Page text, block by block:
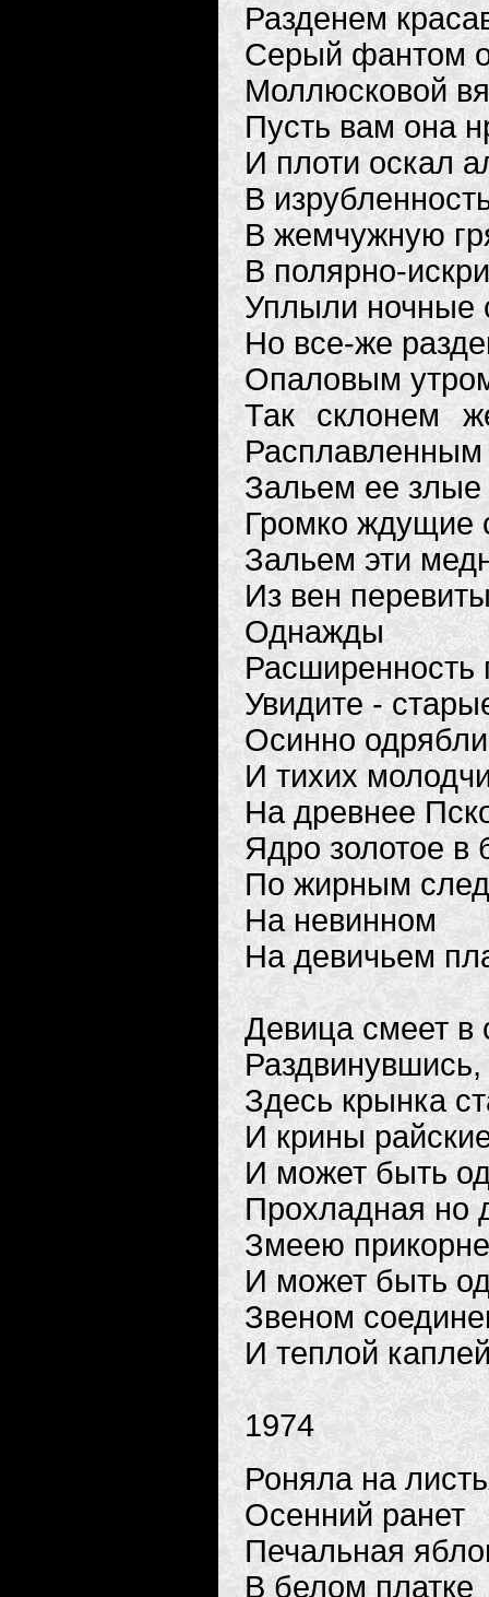
Разденем
Серый фантом
Моллюсковой
Пусть вам она
И плоти оскал
В
В жемчужную
В полярно-
Уплыли ночные
Но все-же
Опаловым
Так склонем
Зальем ее злые
Громко ждущие
Зальем эти
Из вен
Однажды
Расширенность
Увидите -
Осинно
И тихих
На древнее
Ядро золотое в
По жирным
На невинном
На девичьем
Девица смеет в
Здесь крынка
И крины
И может быть
Прохладная но
Змеею
И может быть
Звеном
И теплой
1974
Роняла на
Осенний ранет
Печальная
В белом платке